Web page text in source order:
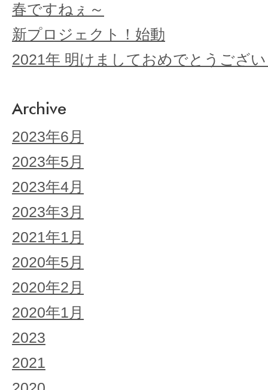
春ですねぇ～
新プロジェクト！始動
2021年 明けましておめでとうござ
Archive
2023年6月
2023年5月
2023年4月
2023年3月
2021年1月
2020年5月
2020年2月
2020年1月
2023
2021